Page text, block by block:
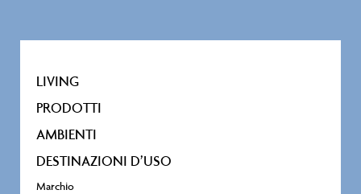
LIVING
PRODOTTI
AMBIENTI
DESTINAZIONI D’USO
Marchio